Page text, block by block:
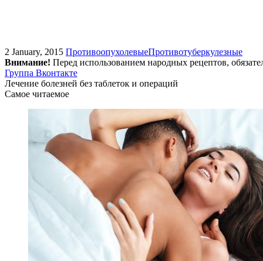
2 January, 2015 ПротивоопухолевыеПротивотуберкулезные
Внимание! Перед использованием народных рецептов,
Группа Вконтакте
Лечение болезней без таблеток и операций
Самое читаемое